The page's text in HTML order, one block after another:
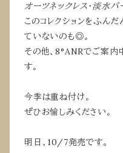
オーツネックレス・淡水パ
このコレクションをふん
ていないのも◎。
その他、8°ANRでご案内
す。
今季は重ね付け。
ぜひお愉しみください。
明日、10/7発売です。